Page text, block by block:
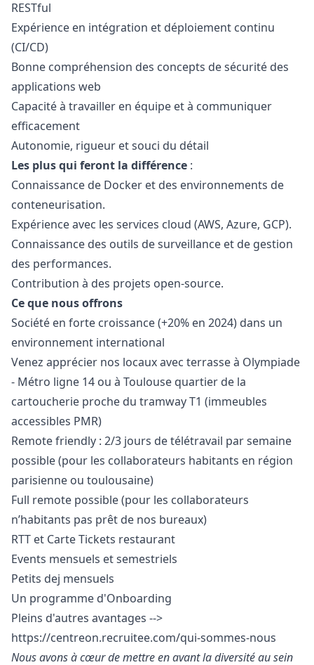
RESTful
Expérience en intégration et déploiement continu
(CI/CD)
Bonne compréhension des concepts de sécurité des
applications web
Capacité à travailler en équipe et à communiquer
efficacement
Autonomie, rigueur et souci du détail
Les plus qui feront la différence :
Connaissance de Docker et des environnements de
conteneurisation.
Expérience avec les services cloud (AWS, Azure, GCP).
Connaissance des outils de surveillance et de gestion
des performances.
Contribution à des projets open-source.
Ce que nous offrons
Société en forte croissance (+20% en 2024) dans un
environnement international
Venez apprécier nos locaux avec terrasse à Olympiade
- Métro ligne 14 ou à Toulouse quartier de la
cartoucherie proche du tramway T1 (immeubles
accessibles PMR)
Remote friendly : 2/3 jours de télétravail par semaine
possible (pour les collaborateurs habitants en région
parisienne ou toulousaine)
Full remote possible (pour les collaborateurs
n’habitants pas prêt de nos bureaux)
RTT et Carte Tickets restaurant
Events mensuels et semestriels
Petits dej mensuels
Un programme d'Onboarding
Pleins d'autres avantages -->
https://centreon.recruitee.com/qui-sommes-nous
Nous avons à cœur de mettre en avant la diversité au sein